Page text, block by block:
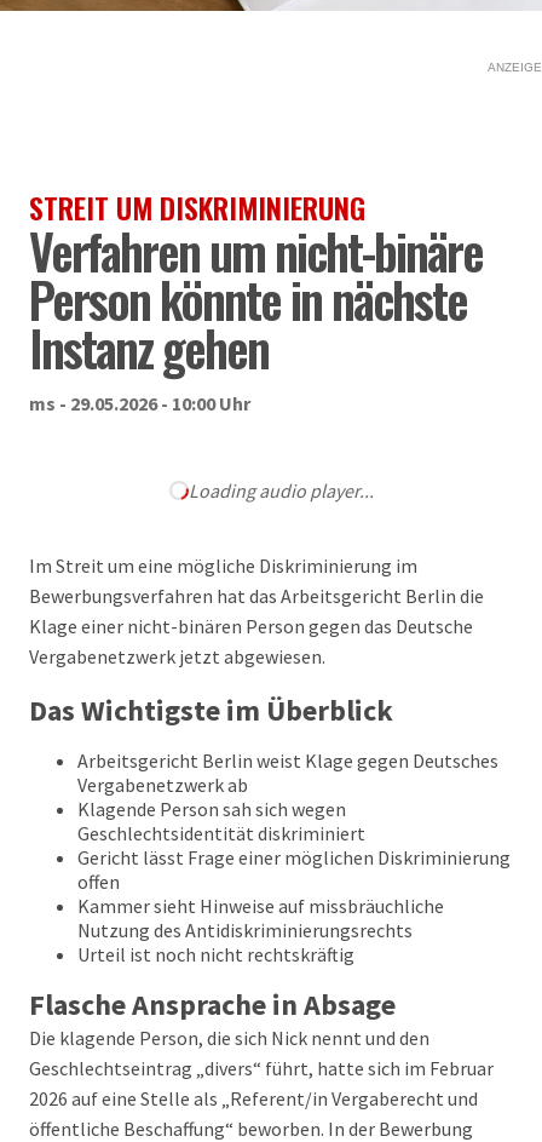
ANZEIGE
STREIT UM DISKRIMINIERUNG
Verfahren um nicht-binäre
Person könnte in nächste
Instanz gehen
ms - 29.05.2026 - 10:00 Uhr
Loading audio player...
Im Streit um eine mögliche Diskriminierung im
Bewerbungsverfahren hat das Arbeitsgericht Berlin die
Klage einer nicht-binären Person gegen das Deutsche
Vergabenetzwerk jetzt abgewiesen.
Das Wichtigste im Überblick
Arbeitsgericht Berlin weist Klage gegen Deutsches
Vergabenetzwerk ab
Klagende Person sah sich wegen
Geschlechtsidentität diskriminiert
Gericht lässt Frage einer möglichen Diskriminierung
offen
Kammer sieht Hinweise auf missbräuchliche
Nutzung des Antidiskriminierungsrechts
Urteil ist noch nicht rechtskräftig
Flasche Ansprache in Absage
Die klagende Person, die sich Nick nennt und den
Geschlechtseintrag „divers“ führt, hatte sich im Februar
2026 auf eine Stelle als „Referent/in Vergaberecht und
öffentliche Beschaffung“ beworben. In der Bewerbung